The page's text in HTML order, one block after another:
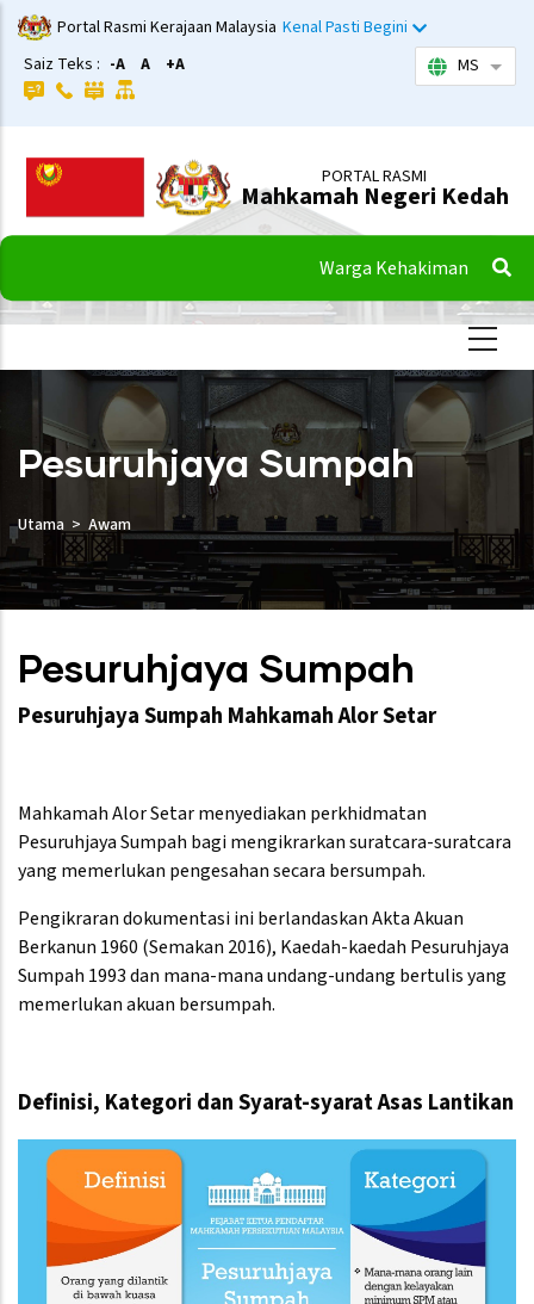
Langkau
ke
kandungan
utama
Portal Rasmi Kerajaan Malaysia Kenal Pasti Begini
Saiz Teks : -A A +A MS
PORTAL RASMI
Mahkamah Negeri Kedah
Warga Kehakiman
Pesuruhjaya Sumpah
Utama Awam
Pesuruhjaya Sumpah
Pesuruhjaya Sumpah Mahkamah Alor Setar
Mahkamah Alor Setar menyediakan perkhidmatan
Pesuruhjaya Sumpah bagi mengikrarkan suratcara-suratcara
yang memerlukan pengesahan secara bersumpah.
Pengikraran dokumentasi ini berlandaskan Akta Akuan
Berkanun 1960 (Semakan 2016), Kaedah-kaedah Pesuruhjaya
Sumpah 1993 dan mana-mana undang-undang bertulis yang
memerlukan akuan bersumpah.
Definisi, Kategori dan Syarat-syarat Asas Lantikan